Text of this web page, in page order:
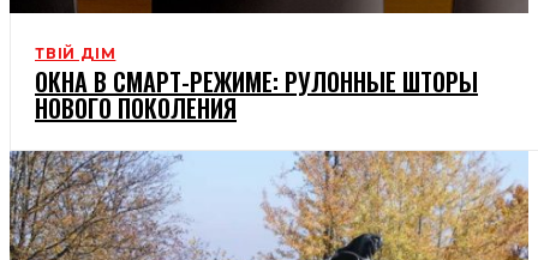
ТВІЙ ДІМ
ОКНА В СМАРТ-РЕЖИМЕ: РУЛОННЫЕ ШТОРЫ
НОВОГО ПОКОЛЕНИЯ